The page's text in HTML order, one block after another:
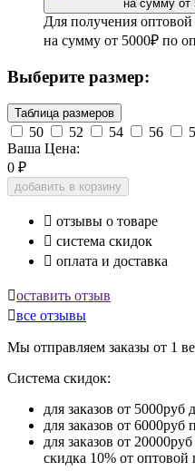
Для получения
на сумму от 5000₽ по
Выберите размер:
Таблица размеров
50 52 54 56
Ваша Цена:
0 ₽
добавить в корзину
 отзывы о товаре
 система скидок
 оплата и доставка
оставить отзыв
все отзывы
Мы отправляем заказы от 1
Система скидок:
для заказов от 5000руб
для заказов от 6000руб
для заказов от
скидка 10% от оптовой